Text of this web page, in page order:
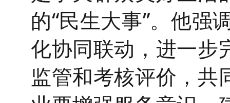
的“民生大事”。他强
化协同联动，进一步
监管和考核评价，共